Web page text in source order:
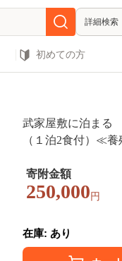
詳細検索
初めての方
武家屋敷に泊まる
（１泊2食付）≪
寄附金額
250,000 円
在庫: あり